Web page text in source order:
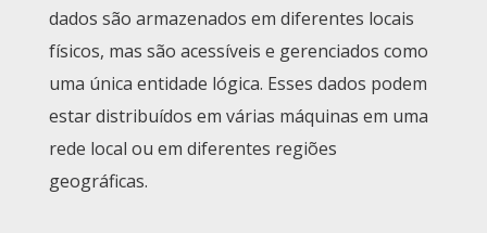
dados são armazenados em diferentes locais
físicos, mas são acessíveis e gerenciados como
uma única entidade lógica. Esses dados podem
estar distribuídos em várias máquinas em uma
rede local ou em diferentes regiões
geográficas.